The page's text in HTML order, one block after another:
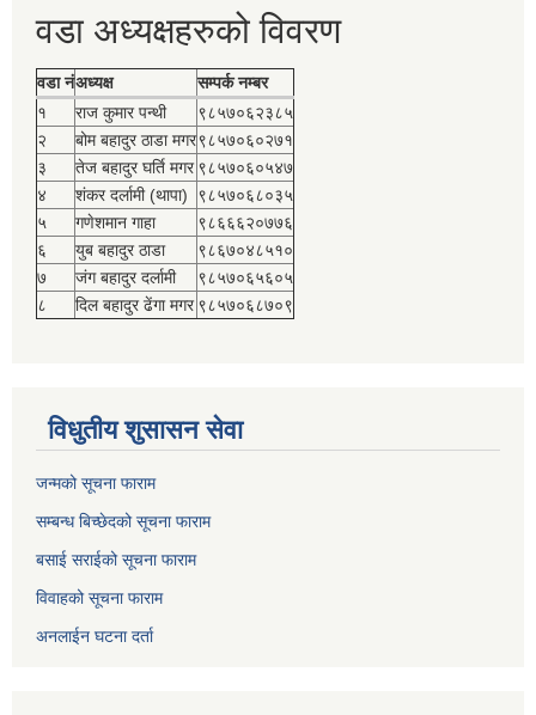
वडा अध्यक्षहरुको विवरण
वडा नंअध्यक्ष
सम्पर्क नम्बर
१
राज कुमार पन्थी
९८५७०६२३८५
२
बोम बहादुर ठाडा मगर९८५७०६०२७१
३
तेज बहादुर घर्ति मगर ९८५७०६०५४७
४
शंकर दर्लामी (थापा)
९८५७०६८०३५
५
गणेशमान गाहा
९८६६६२०७७६
६
युब बहादुर ठाडा
९८६७०४८५१०
७
जंग बहादुर दर्लामी
९८५७०६५६०५
८
दिल बहादुर ढेंगा मगर ९८५७०६८७०९
विधुतीय शुसासन सेवा
जन्मको सूचना फाराम
सम्बन्ध बिच्छेदको सूचना फाराम
बसाई सराईको सूचना फाराम
विवाहको सूचना फाराम
अनलाईन घटना दर्ता